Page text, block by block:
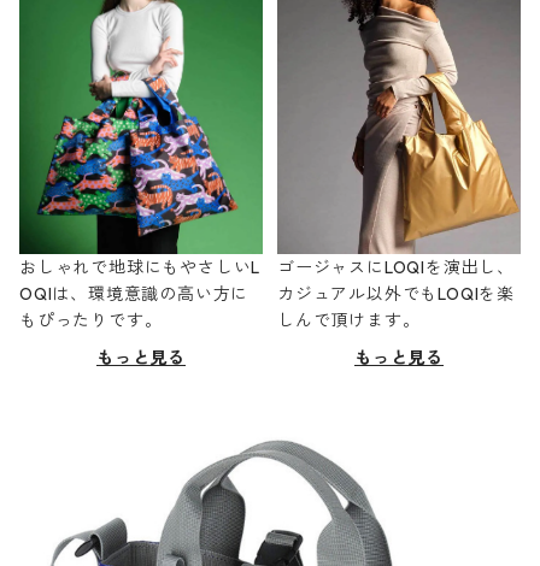
おしゃれで地球にもやさしいL
OQIは、環境意識の高い方に
もぴったりです。
もっと見る
ゴージャスにLOQIを演出し、
カジュアル以外でもLOQIを楽
しんで頂けます。
もっと見る